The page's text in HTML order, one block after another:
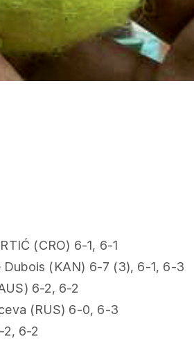
(CRO) 6-1, 6-1
Dubois (KAN) 6-7 (3), 6-1, 6-3
6-2, 6-2
(RUS) 6-0, 6-3
2, 6-2